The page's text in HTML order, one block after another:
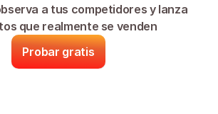
a tus competidores y lanza
que realmente se venden
Probar gratis